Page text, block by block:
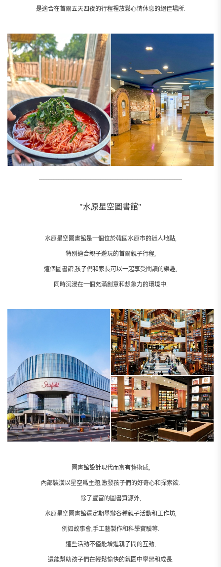
是適合在首爾五天四夜的行程裡放鬆心情休息的絕佳場所.
"水原星空圖書館"
水原星空圖書館是一個位於韓國水原市的迷人地點,
特別適合親子遊玩的首爾親子行程,
這個圖書館,孩子們和家長可以一起享受閱讀的樂趣,
同時沉浸在一個充滿創意和想象力的環境中.
圖書館設計現代而富有藝術感,
內部裝潢以星空爲主題,激發孩子們的好奇心和探索欲.
除了豐富的圖書資源外,
水原星空圖書館還定期舉辦各種親子活動和工作坊,
例如故事會,手工藝製作和科學實驗等.
這些活動不僅能增進親子間的互動,
還能幫助孩子們在輕鬆愉快的氛圍中學習和成長.